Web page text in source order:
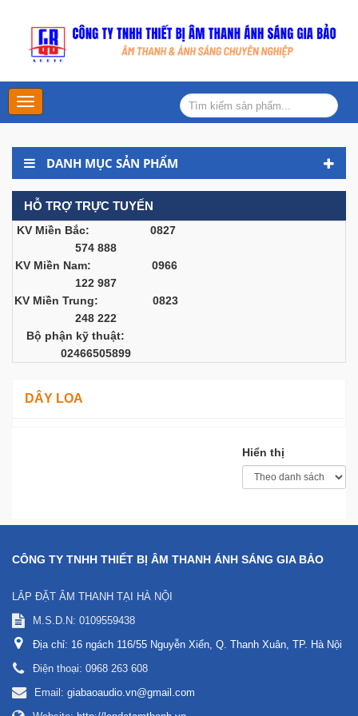
Main
Menu
DANH MỤC SẢN PHẨM
HỖ TRỢ TRỰC TUYẾN
KV Miền Bắc: 0827
574 888
KV Miền Nam: 0966
122 987
KV Miền Trung: 0823
248 222
Bộ phận kỹ thuật:
02466505899
DÂY LOA
Hiển thị
CÔNG TY TNHH THIẾT BỊ ÂM THANH ÁNH SÁNG GIA BẢO
LẮP ĐẶT ÂM THANH TẠI HÀ NỘI
M.S.D.N: 0109559438
Địa chỉ: 16 ngách 116/55 Nguyễn Xiển, Q. Thanh Xuân, TP. Hà Nội
Điện thoại: 0968 263 608
Email: giabaoaudio.vn@gmail.com